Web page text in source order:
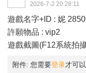
2026-7-2 20:28:11
遊戲名字+ID : 妮
許願物品 : vip2
遊戲截圖(F12系統拍
附件: 您需要登录才可